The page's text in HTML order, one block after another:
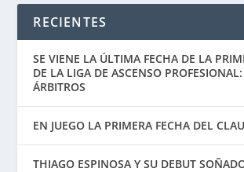
RECIENTES
SE VIENE LA ÚLTIMA FECHA DE LA
DE LA LIGA DE ASCENSO
ÁRBITROS
EN JUEGO LA PRIMERA FECHA DEL
THIAGO ESPINOSA Y SU DEBUT